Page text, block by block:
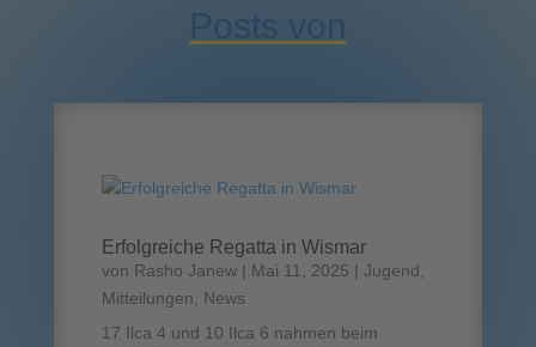
Posts von
Erfolgreiche Regatta in Wismar
von Rasho Janew| Mai 11, 2025 | Jugend
Mitteilungen
News
17 Ilca 4 und 10 Ilca 6 nahmen beim